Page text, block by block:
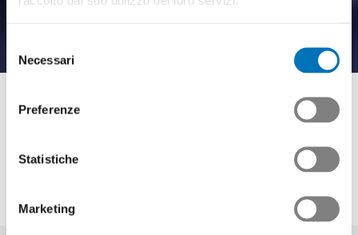
delNecessari
Preferenze
Statistiche
Marketing
Praxisnahe Weiterbildung mit Vorbereitung
Industrie HFP»